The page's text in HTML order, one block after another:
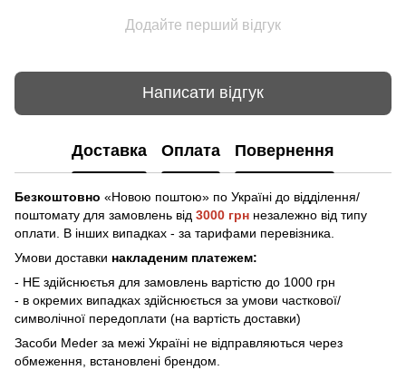
Додайте перший відгук
Написати відгук
Доставка Оплата Повернення
Безкоштовно «Новою поштою» по Україні до відділення/
поштомату для замовлень від 3000 грн незалежно від типу
оплати. В інших випадках - за тарифами перевізника.
Умови доставки накладеним платежем:
- НЕ здійснюєтья для замовлень вартістю до 1000 грн
- в окремих випадках здійснюється за умови часткової/
символічної передоплати (на вартість доставки)
Засоби Meder за межі Україні не відправляються через
обмеження, встановлені брендом.